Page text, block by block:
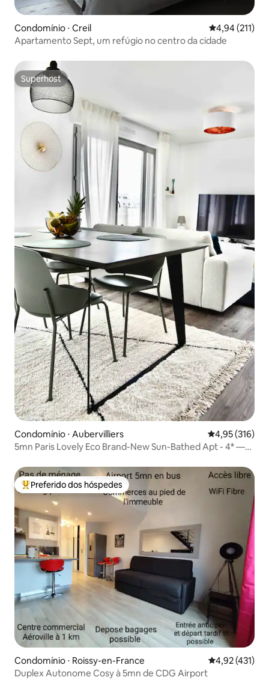
Condomínio ⋅ Creil 4,94 de uma
4,94 (211)
Apartamento Sept, um refúgio no centro da cidade
Superhost
Superhost
Condomínio ⋅ Aubervilliers 4,95 de uma
4,95 (316)
5mn Paris Lovely Eco Brand-New Sun-Bathed Apt - 4* —
Entre os melhores preferidos dos hóspedes
Preferido dos hóspedes
Condomínio ⋅ Roissy-en-France 4,92 de uma
4,92 (431)
Duplex Autonome Cosy à 5mn de CDG Airport